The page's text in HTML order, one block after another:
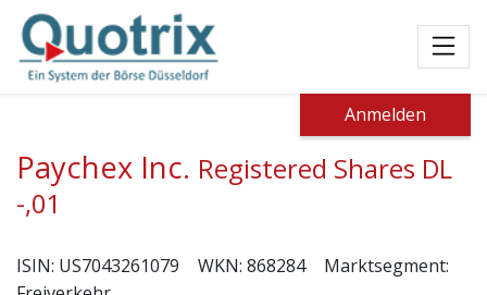
Anmelden
Paychex Inc. Registered Shares DL
-,01
ISIN: US7043261079 WKN: 868284
Marktsegment: